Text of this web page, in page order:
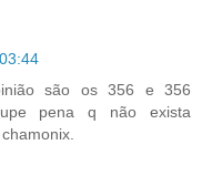
são os 356 e 356
pena q não exista